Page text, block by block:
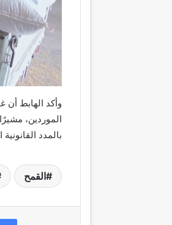
وأكد الهابط أن
الموردين،
بالمدد
القمح